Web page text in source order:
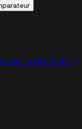
120 ch MHEV DCT7